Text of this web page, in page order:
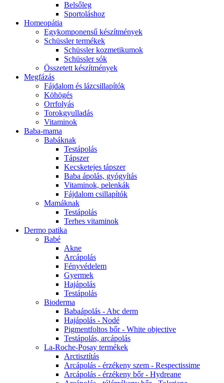
Belsőleg
Sportoláshoz
Homeopátia
Egykomponensű készítmények
Schüssler termékek
Schüssler kozmetikumok
Schüssler sók
Összetett készítmények
Megfázás
Fájdalom és lázcsillapítók
Köhögés
Orrfolyás
Torokgyulladás
Vitaminok
Baba-mama
Babáknak
Testápolás
Tápszer
Kecsketejes tápszer
Baba ápolás, gyógyítás
Vitaminok, pelenkák
Fájdalom csillapítók
Mamáknak
Testápolás
Terhes vitaminok
Dermo patika
Babé
Akne
Arcápolás
Fényvédelem
Gyermek
Hajápolás
Testápolás
Bioderma
Babaápolás - Abc derm
Hajápolás - Nodé
Pigmentfoltos bőr - White objective
Testápolás, arcápolás
La-Roche-Posay termékek
Arctisztítás
Arcápolás - érzékeny szem - Respectissime
Arcápolás - érzékeny bőr - Hydreane